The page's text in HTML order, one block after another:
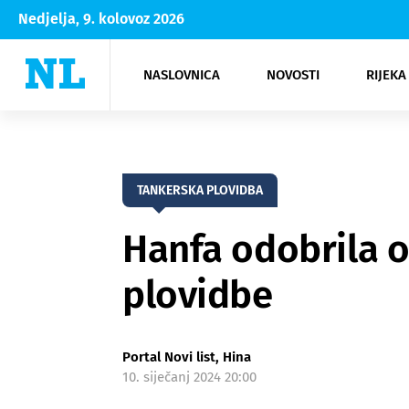
Nedjelja, 9. kolovoz 2026
NASLOVNICA NOVOSTI
Rijeka Opatija
NK
Moda
Kultura
TANKERSKA PLOVIDBA
Hanfa odobrila
plovidbe
Portal Novi list, Hina
10. siječanj 2024 20:00